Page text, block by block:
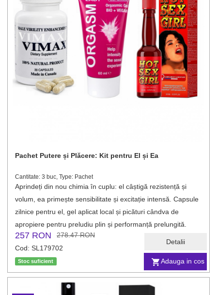
Adauga in cos
Detalii
Pachet Putere și Plăcere: Kit pentru El și Ea
Cantitate: 3 buc, Type: Pachet
Aprindeți din nou chimia în cuplu: el câștigă rezistență și
volum, ea primește sensibilitate și excitație intensă. Capsule
zilnice pentru el, gel aplicat local și picături cândva de
apropiere pentru preludiu plin și performanță prelungită.
257 RON
278.47 RON
Cod: SL179702
Stoc suficient